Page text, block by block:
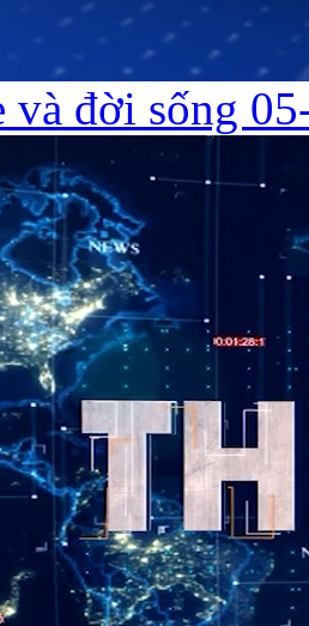
và đời sống